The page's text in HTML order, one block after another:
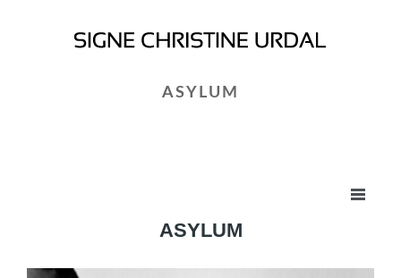
ASYLUM
ASYLUM